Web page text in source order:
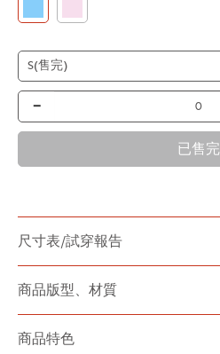
-
已售完
尺寸表/試穿報告
商品版型、材質
商品特色